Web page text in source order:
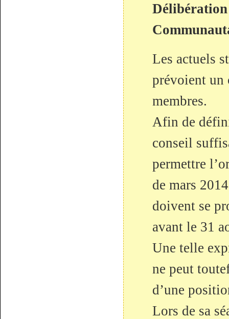
Les actuels
prévoient un
membres.
Afin de
conseil
permettre
de mars
doivent se
avant le 31
Une telle
ne peut
d’une
Lors de sa